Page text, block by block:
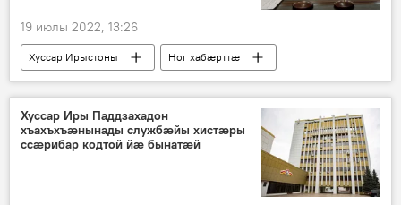
19 июлы 2022, 13:26
Хуссар Ирыстоны
Ног хабӕрттӕ
Дунейы
Хуссар Иры Паддзахадон
хъахъхъæнынады службæйы хистæры
ссæрибар кодтой йæ бынатæй